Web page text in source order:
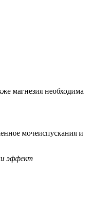
магнезия необходима
мочеиспускания и
эффект